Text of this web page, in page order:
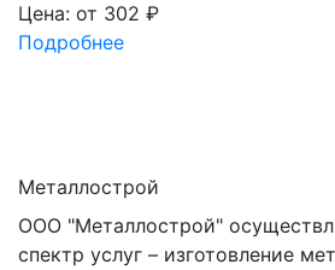
Цена: от 302 ₽
Подробнее
Металлострой
ООО "Металлострой"
спектр услуг – изготовление